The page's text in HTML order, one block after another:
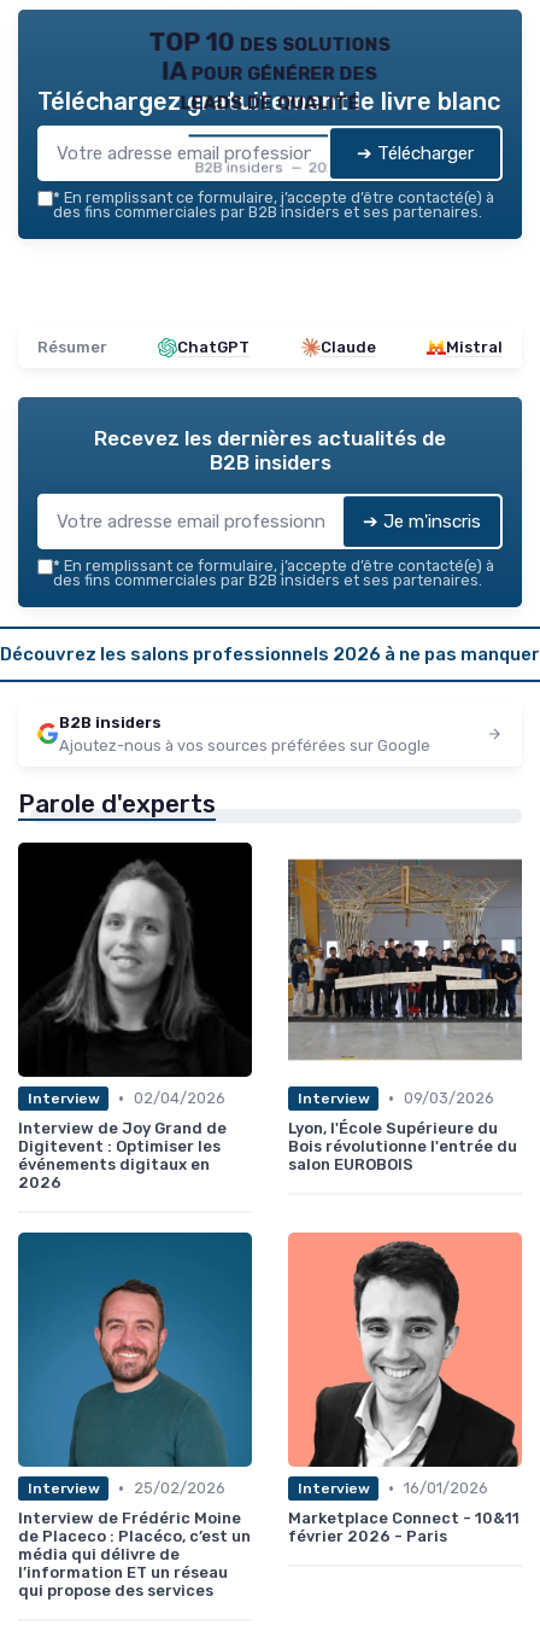
TOP 10 des solutions
IA pour générer des
leads de qualité
B2B insiders — 2026
Téléchargez gratuitement le livre blanc
➔ Télécharger
* En remplissant ce formulaire, j’accepte d’être contacté(e) à
des fins commerciales par B2B insiders et ses partenaires.
Résumer ChatGPT Claude Mistral
Recevez les dernières actualités de
B2B insiders
➔ Je m'inscris
* En remplissant ce formulaire, j’accepte d’être contacté(e) à
des fins commerciales par B2B insiders et ses partenaires.
Découvrez les salons professionnels 2026 à ne pas manquer
B2B insiders
Ajoutez-nous à vos sources préférées sur Google
Parole d'experts
Interview • 02/04/2026
Interview de Joy Grand de
Digitevent : Optimiser les
événements digitaux en
2026
Interview • 09/03/2026
Lyon, l'École Supérieure du
Bois révolutionne l'entrée du
salon EUROBOIS
Interview •
25/02/2026
Interview de Frédéric Moine
de Placeco : Placéco, c’est un
média qui délivre de
l’information ET un réseau
qui propose des services
Interview • 16/01/2026
Marketplace Connect - 10&11
février 2026 - Paris